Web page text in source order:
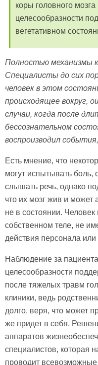
коры головного
целесообразности
вегетативном
Полностью механизмы
Специалисты до сих
человек в этом
происходящее вокруг,
случаи, когда после
бессознательном
воспроизводил
Есть мнение, что
могут испытывать
слышать речь, однако
что их мозг жив и может
не в состоянии. Человек
собственном теле, не
действия персонала
Наблюдение за
целесообразности
после тяжелых травм
клиники, ведь
долго, веря, что может
же придет в себя.
аппаратов
специалистов, которая
проводит